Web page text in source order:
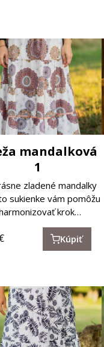
mandalková
1
zladené mandalky
sukienke vám pomôžu
krok…
Kúpiť